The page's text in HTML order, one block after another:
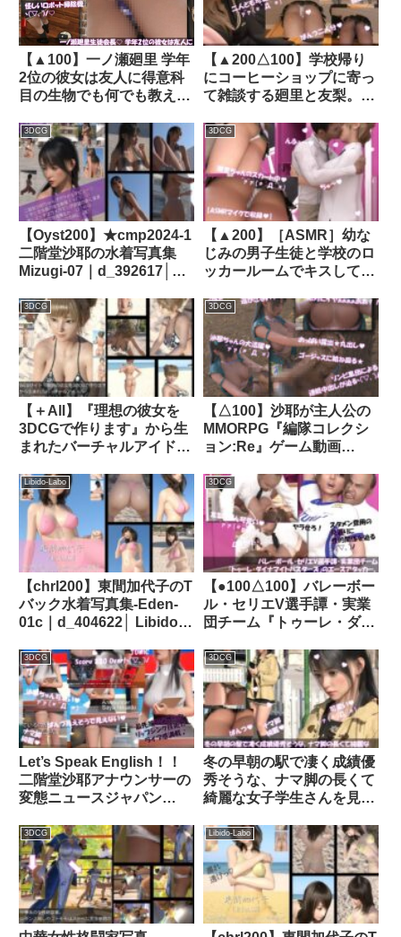
Libido-Labo
【▲100】一ノ瀬廻里 学年
2位の彼女は友人に得意科
目の生物でも何でも教えて
（PV03:サテン地紫色・派
手なフルバックパンティ）
｜d_783066
【▲200△100】学校帰り
にコーヒーショップに寄っ
て雑談する廻里と友梨。
ついて）｜d_304816│
Libido-Labo
3DCG
【Oyst200】★cmp2024-1
二階堂沙耶の水着写真集
Mizugi-07｜d_392617│
3DCG
【▲200】［ASMR］幼な
じみの男子生徒と学校のロ
ッカールームでキスしてい
中）を何者かに盗撮される
（PV01:純白パンティ）｜
d_314812│ Libido-Labo
3DCG
【＋All】『理想の彼女を
3DCGで作ります』から生
まれたバーチャルアイドル
ぐり）」のグラドル撮影風
写真集:Gradol_06｜
d_278237│ Libido-Labo
3DCG
【△100】沙耶が主人公の
MMORPG『編隊コレクシ
ョン:Re』ゲーム動画
るレ○プ被害に遭ってしま
う:駅弁ファックおっぱい
丸出し）｜d_752762
Libido-Labo
【chrl200】東間加代子のT
バック水着写真集-Eden-
01c｜d_404622│ Libido-
3DCG
【●100△100】バレーボー
ル・セリエV選手譚・実業
団チーム『トゥーレ・ダイ
ースアタッカー、古舘友梨
に肉体関係を迫る御手洗保
守会長の狼藉セクハラ強●
の様子（01:上半身純白ブ
ラ・正常位）｜d_507688│
Libido-Labo
3DCG
Let’s Speak English！！
二階堂沙耶アナウンサーの
変態ニュースジャパン
002［都内の学校で、水泳
の授業中に女子学生の下着
に精液が注がれるという事
件が発生］｜品番
d_412620
3DCG
冬の早朝の駅で凄く成績優
秀そうな、ナマ脚の長くて
綺麗な女子学生さんを見か
てスカートの中を盗撮した
（PV07:薄水色の高そうな
パンティ編）｜d_253951│
Libido-Labo
3DCG Libido-Labo